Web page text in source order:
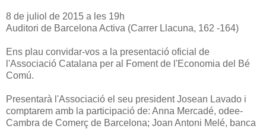
8 de juliol de 2015 a les 19h
Auditori de Barcelona Activa (Carrer Llacuna, 162 -164)
Ens plau convidar-vos a la presentació oficial de
l'Associació Catalana per al Foment de l'Economia del Bé
Comú.
Presentarà l'Associació el seu president Josean Lavado i
comptarem amb la participació de: Anna Mercadé, odee-
Cambra de Comerç de Barcelona; Joan Antoni Melé, banca